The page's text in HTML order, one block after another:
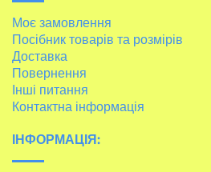
Моє замовлення
Посібник товарів та розмірів
Доставка
Повернення
Інші питання
Контактна інформація
ІНФОРМАЦІЯ: